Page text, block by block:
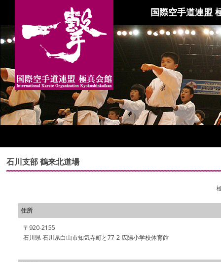
国際空手道連盟
石川支部 鶴来北道場
住所
〒920-2155
石川県 石川県白山市知気寺町と77-2 広陽小学校体育館